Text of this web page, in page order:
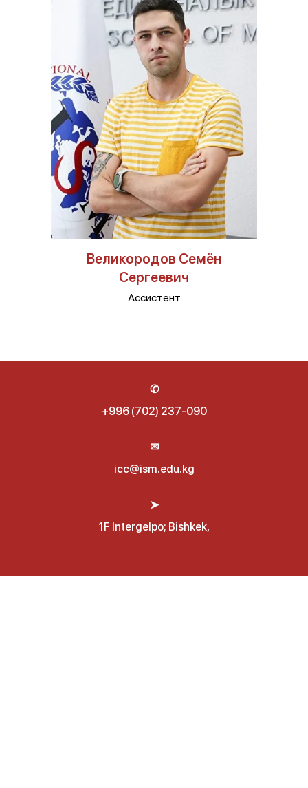
Великородов Семён
Сергеевич
Ассистент
✆
+996 (702) 237-090
✉
icc@ism.edu.kg
➤
1F Intergelpo; Bishkek,